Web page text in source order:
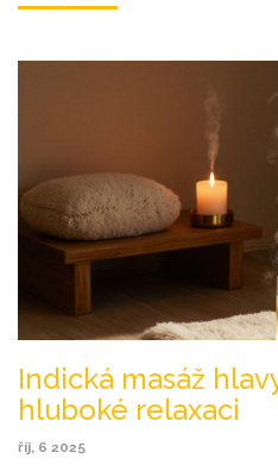
Indická masáž
hluboké relaxaci
říj, 6 2025